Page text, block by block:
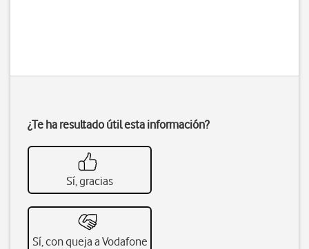
¿Te ha resultado útil esta información?
Sí, gracias
Sí, con queja a Vodafone